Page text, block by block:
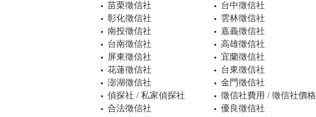
苗栗徵信社
台中徵信社
彰化徵信社
雲林徵信社
南投徵信社
嘉義徵信社
台南徵信社
高雄徵信社
屏東徵信社
宜蘭徵信社
花蓮徵信社
台東徵信社
澎湖徵信社
金門徵信社
偵探社 / 私家偵探社
徵信社費用 / 徵信社價格
合法徵信社
優良徵信社